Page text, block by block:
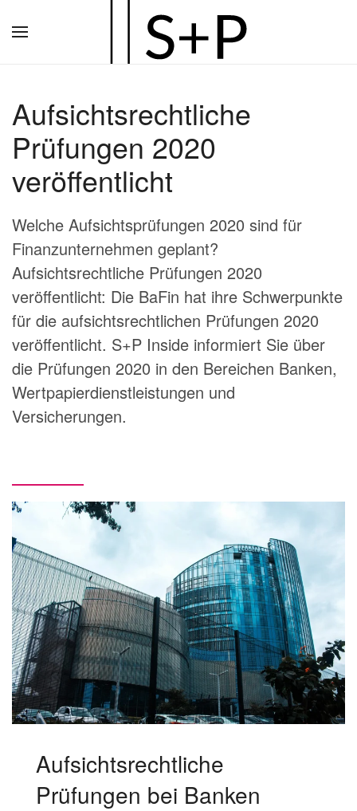
Hauptinhalt
Aufsichtsrechtliche
Prüfungen 2020
veröffentlicht
Welche Aufsichtsprüfungen 2020 sind für
Finanzunternehmen geplant?
Aufsichtsrechtliche Prüfungen 2020
veröffentlicht: Die BaFin hat ihre Schwerpunkte
für die aufsichtsrechtlichen Prüfungen 2020
veröffentlicht. S+P Inside informiert Sie über
die Prüfungen 2020 in den Bereichen Banken,
Wertpapierdienstleistungen und
Versicherungen.
Aufsichtsrechtliche
Prüfungen bei Banken